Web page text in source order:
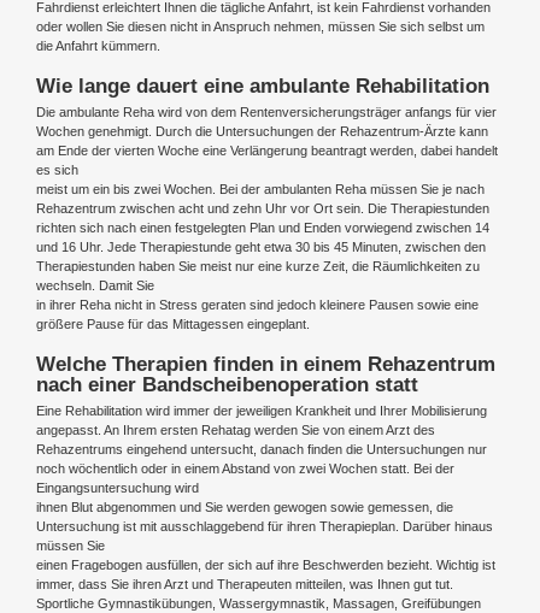
Fahrdienst erleichtert Ihnen die tägliche Anfahrt, ist kein Fahrdienst vorhanden
oder wollen Sie diesen nicht in Anspruch nehmen, müssen Sie sich selbst um
die Anfahrt kümmern.
Wie lange dauert eine ambulante Rehabilitation
Die ambulante Reha wird von dem Rentenversicherungsträger anfangs für vier
Wochen genehmigt. Durch die Untersuchungen der Rehazentrum-Ärzte kann
am Ende der vierten Woche eine Verlängerung beantragt werden, dabei handelt
es sich
meist um ein bis zwei Wochen. Bei der ambulanten Reha müssen Sie je nach
Rehazentrum zwischen acht und zehn Uhr vor Ort sein. Die Therapiestunden
richten sich nach einen festgelegten Plan und Enden vorwiegend zwischen 14
und 16 Uhr. Jede Therapiestunde geht etwa 30 bis 45 Minuten, zwischen den
Therapiestunden haben Sie meist nur eine kurze Zeit, die Räumlichkeiten zu
wechseln. Damit Sie
in ihrer Reha nicht in Stress geraten sind jedoch kleinere Pausen sowie eine
größere Pause für das Mittagessen eingeplant.
Welche Therapien finden in einem Rehazentrum
nach einer Bandscheibenoperation statt
Eine Rehabilitation wird immer der jeweiligen Krankheit und Ihrer Mobilisierung
angepasst. An Ihrem ersten Rehatag werden Sie von einem Arzt des
Rehazentrums eingehend untersucht, danach finden die Untersuchungen nur
noch wöchentlich oder in einem Abstand von zwei Wochen statt. Bei der
Eingangsuntersuchung wird
ihnen Blut abgenommen und Sie werden gewogen sowie gemessen, die
Untersuchung ist mit ausschlaggebend für ihren Therapieplan. Darüber hinaus
müssen Sie
einen Fragebogen ausfüllen, der sich auf ihre Beschwerden bezieht. Wichtig ist
immer, dass Sie ihren Arzt und Therapeuten mitteilen, was Ihnen gut tut.
Sportliche Gymnastikübungen, Wassergymnastik, Massagen, Greifübungen